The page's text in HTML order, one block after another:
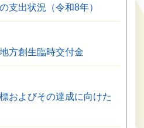
支出状況（令和8年）
方創生臨時交付金
およびその達成に向けた